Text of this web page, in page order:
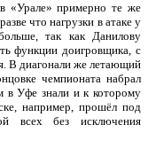
«Урале» примерно те же
что нагрузки в атаке у
так как Данилову
функции доигровщика, с
В диагонали же летающий
чемпионата набрал
в Уфе знали и к которому
например, прошёл под
всех без исключения